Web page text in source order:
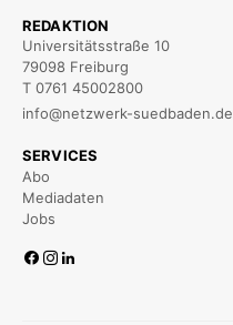
REDAKTION
Universitätsstraße 10
79098 Freiburg
T 0761 45002800
info@netzwerk-suedbaden.de
SERVICES
Abo
Mediadaten
Jobs